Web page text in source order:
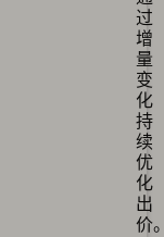
过
增
量
变
化
持
续
优
化
出
价